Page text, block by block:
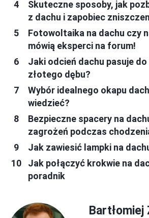
Skuteczne sposoby, jak
z dachu i zapobiec
Fotowoltaika na dachu czy
mówią eksperci na forum!
Jaki odcień dachu pasuje
złotego dębu?
Wybór idealnego okapu
wiedzieć?
Bezpieczne spacery na
zagrożeń podczas
Jak zawiesić lampki na
Jak połączyć krokwie na
poradnik
Bartłomiej